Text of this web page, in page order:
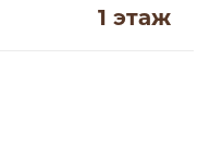
1 этаж